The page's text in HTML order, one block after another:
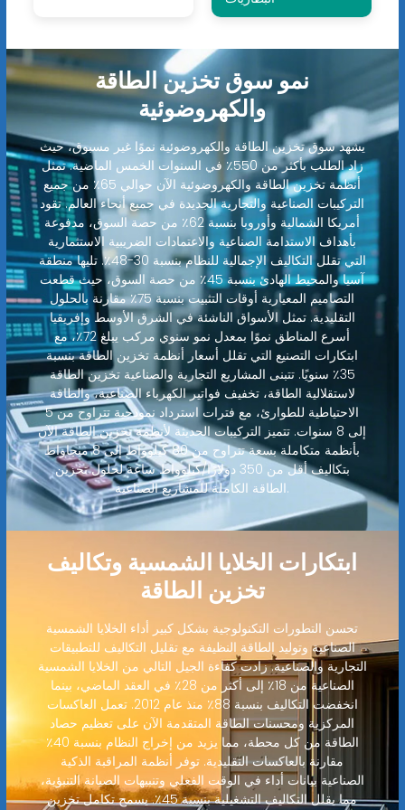
نمو سوق تخزين الطاقة
والكهروضوئية
يشهد سوق تخزين الطاقة والكهروضوئية نموًا غير مسبوق، حيث
زاد الطلب بأكثر من 550٪ في السنوات الخمس الماضية. تمثل
أنظمة تخزين الطاقة والكهروضوئية الآن حوالي 65٪ من جميع
التركيبات الصناعية والتجارية الجديدة في جميع أنحاء العالم. تقود
أمريكا الشمالية وأوروبا بنسبة 62٪ من حصة السوق، مدفوعة
بأهداف الاستدامة الصناعية والاعتمادات الضريبية الاستثمارية
التي تقلل التكاليف الإجمالية للنظام بنسبة 30-48٪. تليها منطقة
آسيا والمحيط الهادئ بنسبة 45٪ من حصة السوق، حيث قطعت
التصاميم المعيارية أوقات التثبيت بنسبة 75٪ مقارنة بالحلول
التقليدية. تمثل الأسواق الناشئة في الشرق الأوسط وإفريقيا
أسرع المناطق نموًا بمعدل نمو سنوي مركب يبلغ 72٪، مع
ابتكارات التصنيع التي تقلل أسعار أنظمة تخزين الطاقة بنسبة
35٪ سنويًا. تتبنى المشاريع التجارية والصناعية تخزين الطاقة
لاستقلالية الطاقة، تخفيف فواتير الكهرباء الصناعية، والطاقة
الاحتياطية للطوارئ، مع فترات استرداد نموذجية تتراوح من 5
إلى 8 سنوات. تتميز التركيبات الحديثة لأنظمة تخزين الطاقة الآن
بأنظمة متكاملة بسعة تتراوح من 80 كيلوواط إلى 8 ميجاواط
بتكاليف أقل من 350 دولارًا/كيلوواط ساعة لحلول تخزين
الطاقة الكاملة للمشاريع الصناعية.
ابتكارات الخلايا الشمسية وتكاليف
تخزين الطاقة
تحسن التطورات التكنولوجية بشكل كبير أداء الخلايا الشمسية
الصناعية وتوليد الطاقة النظيفة مع تقليل التكاليف للتطبيقات
التجارية والصناعية. زادت كفاءة الجيل التالي من الخلايا الشمسية
الصناعية من 18٪ إلى أكثر من 28٪ في العقد الماضي، بينما
انخفضت التكاليف بنسبة 88٪ منذ عام 2012. تعمل العاكسات
المركزية ومحسنات الطاقة المتقدمة الآن على تعظيم حصاد
الطاقة من كل محطة، مما يزيد من إخراج النظام بنسبة 40٪
مقارنة بالعاكسات التقليدية. توفر أنظمة المراقبة الذكية
الصناعية بيانات أداء في الوقت الفعلي وتنبيهات الصيانة التنبؤية،
مما يقلل التكاليف التشغيلية بنسبة 45٪. يسمح تكامل تخزين